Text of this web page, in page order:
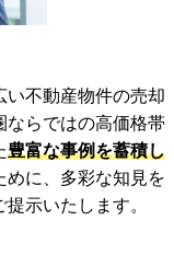
い不動産物件の売却
ならではの高価格帯
豊富な事例を蓄積し
めに、多彩な知見を
示いたします。